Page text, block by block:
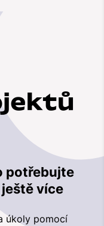
potřebujte
více
úkoly pomocí